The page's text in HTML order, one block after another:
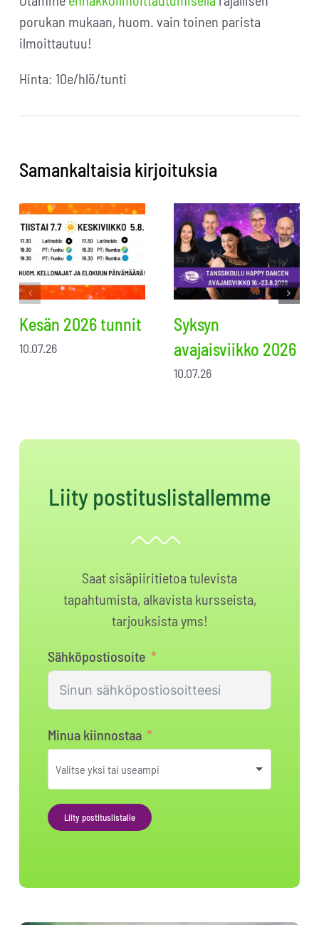
porukan mukaan, huom. vain toinen parista
ilmoittautuu!
Hinta: 10e/hlö/tunti
Samankaltaisia kirjoituksia
Kesän 2026 tunnit
10.07.26
Syksyn
avajaisviikko 2026
10.07.26
Liity postituslistallemme
Saat sisäpiiritietoa tulevista
tapahtumista, alkavista kursseista,
tarjouksista yms!
Sähköpostiosoite
Minua kiinnostaa
Liity postituslistalle